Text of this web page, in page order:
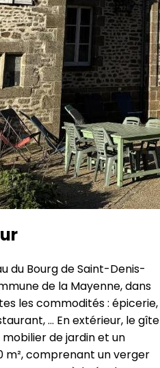
du Bourg de Saint-Denis-
de la Mayenne, dans
les commodités : épicerie,
… En extérieur, le gîte
de jardin et un
m², comprenant un verger